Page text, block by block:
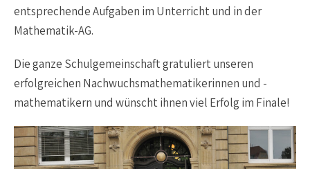
entsprechende Aufgaben im Unterricht und in der
Mathematik-AG.
Die ganze Schulgemeinschaft gratuliert unseren
erfolgreichen Nachwuchsmathematikerinnen und -
mathematikern und wünscht ihnen viel Erfolg im Finale!